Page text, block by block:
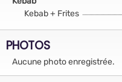
Kebab + Frites
PHOTOS
Aucune photo enregistrée.